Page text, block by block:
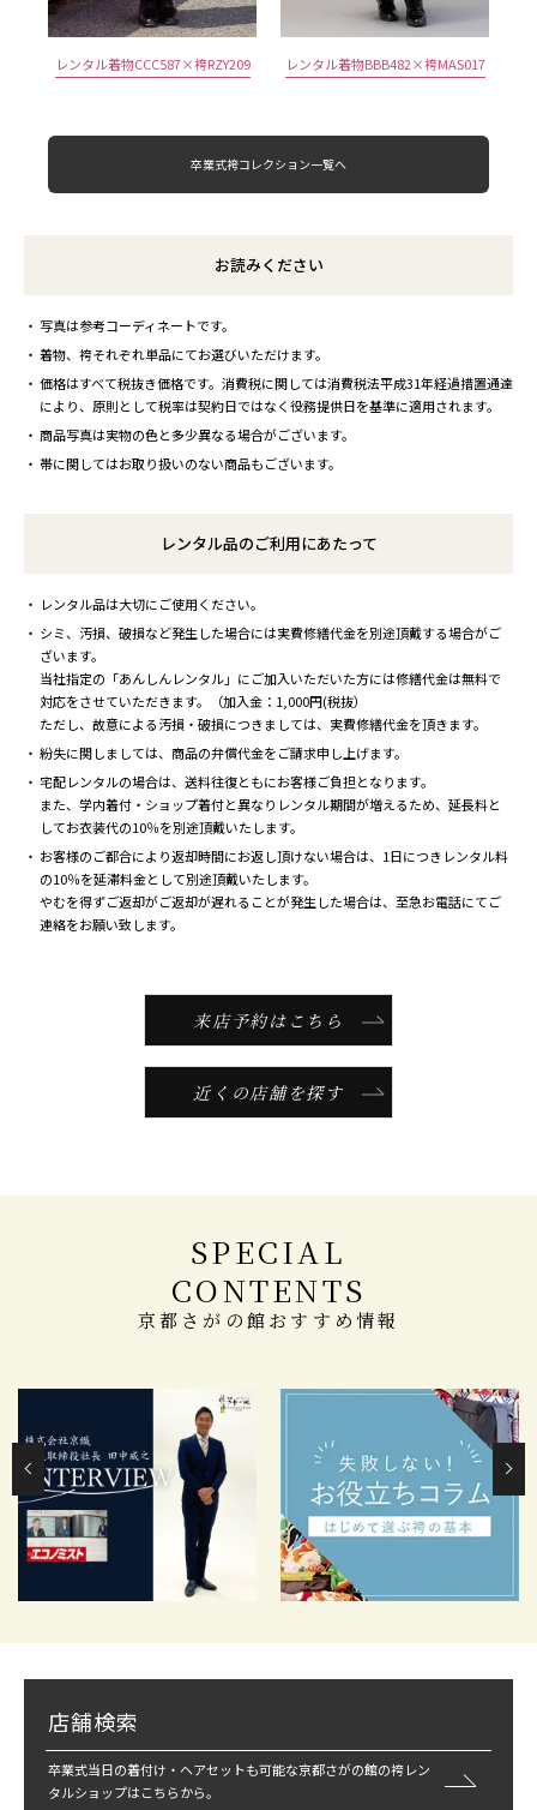
レンタル着物CCC587×袴RZY209 レンタル着物BBB482×袴MAS017
卒業式袴コレクション一覧へ
お読みください
写真は参考コーディネートです。
着物、袴それぞれ単品にてお選びいただけます。
価格はすべて税抜き価格です。消費税に関しては消費税法平成31年経過措置通達
により、原則として税率は契約日ではなく役務提供日を基準に適用されます。
商品写真は実物の色と多少異なる場合がございます。
帯に関してはお取り扱いのない商品もございます。
レンタル品のご利用にあたって
レンタル品は大切にご使用ください。
シミ、汚損、破損など発生した場合には実費修繕代金を別途頂戴する場合がご
ざいます。
当社指定の「あんしんレンタル」にご加入いただいた方には修繕代金は無料で
対応をさせていただきます。（加入金：1,000円(税抜）
ただし、故意による汚損・破損につきましては、実費修繕代金を頂きます。
紛失に関しましては、商品の弁償代金をご請求申し上げます。
宅配レンタルの場合は、送料往復ともにお客様ご負担となります。
また、学内着付・ショップ着付と異なりレンタル期間が増えるため、延長料と
してお衣装代の10％を別途頂戴いたします。
お客様のご都合により返却時間にお返し頂けない場合は、1日につきレンタル料
の10％を延滞料金として別途頂戴いたします。
やむを得ずご返却がご返却が遅れることが発生した場合は、至急お電話にてご
連絡をお願い致します。
来店予約はこちら
近くの店舗を探す
SPECIAL
CONTENTS
京都さがの館おすすめ情報
店舗検索
卒業式当日の着付け・ヘアセットも可能な京都さがの館の袴レン
タルショップはこちらから。